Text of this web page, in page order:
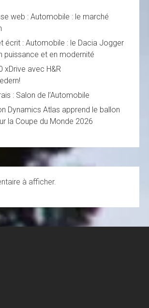
web : Automobile : le marché
écrit : Automobile : le Dacia Jogger
puissance et en modernité
xDrive avec H&R
: Salon de l’Automobile
Dynamics Atlas apprend le ballon
la Coupe du Monde 2026
à afficher.